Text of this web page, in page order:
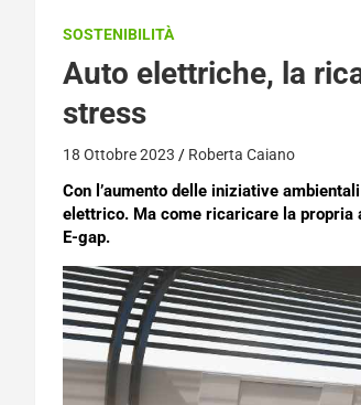
SOSTENIBILITÀ
Auto elettriche, la
stress
18 Ottobre 2023 Roberta Caiano
Con l’aumento delle iniziative
elettrico. Ma come ricaricare la propria
E-gap.